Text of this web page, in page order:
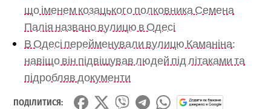
що іменем козацького полковника Семена
Палія названо вулицю в Одесі
В Одесі перейменували вулицю Каманіна:
навіщо він підвішував людей під літаками та
підробляв документи
ПОДІЛИТИСЯ: